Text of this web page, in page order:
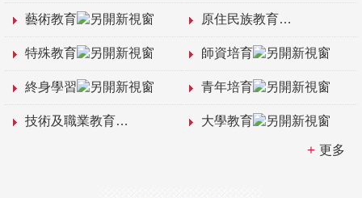
藝術教育 原住民族教育
特殊教育 師資培育
終身學習 青年培育
技術及職業教育 大學教育
更多